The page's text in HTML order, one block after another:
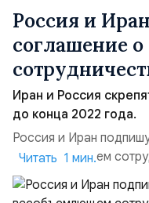
Россия и
соглашение
Иран и Россия
до конца 2022 года.
Россия и Иран
всеобъемлющем
Глава МИД Ирана
вторник, что Тегеран
Читать 1 мин.